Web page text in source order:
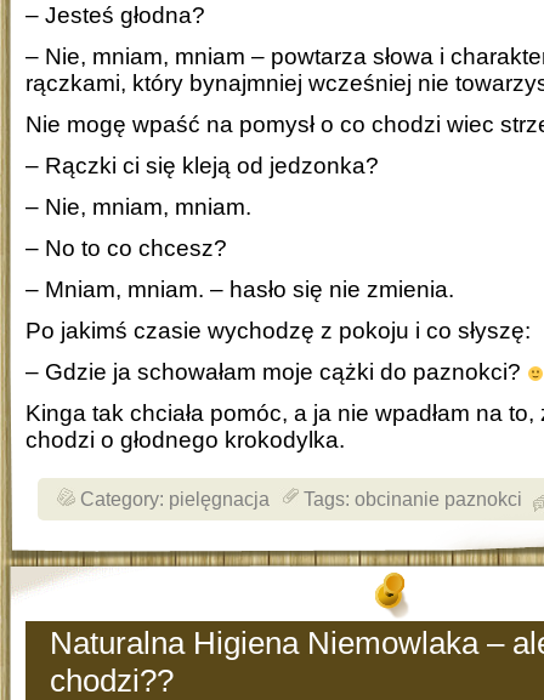
– Jesteś głodna?
– Nie, mniam, mniam – powtarza słowa i
rączkami, który bynajmniej wcześniej nie
Nie mogę wpaść na pomysł o co chodzi wiec
– Rączki ci się kleją od jedzonka?
– Nie, mniam, mniam.
– No to co chcesz?
– Mniam, mniam. – hasło się nie zmienia.
Po jakimś czasie wychodzę z pokoju i co słyszę:
– Gdzie ja schowałam moje cążki do paznokci?
Kinga tak chciała pomóc, a ja nie wpadłam na
chodzi o głodnego krokodylka.
Category: pielęgnacja Tags: obcinanie paznokci
Naturalna Higiena Niemowlaka –
chodzi??